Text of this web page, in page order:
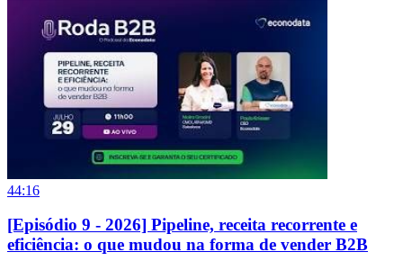
44:16
[Episódio 9 - 2026] Pipeline, receita recorrente e
eficiência: o que mudou na forma de vender B2B